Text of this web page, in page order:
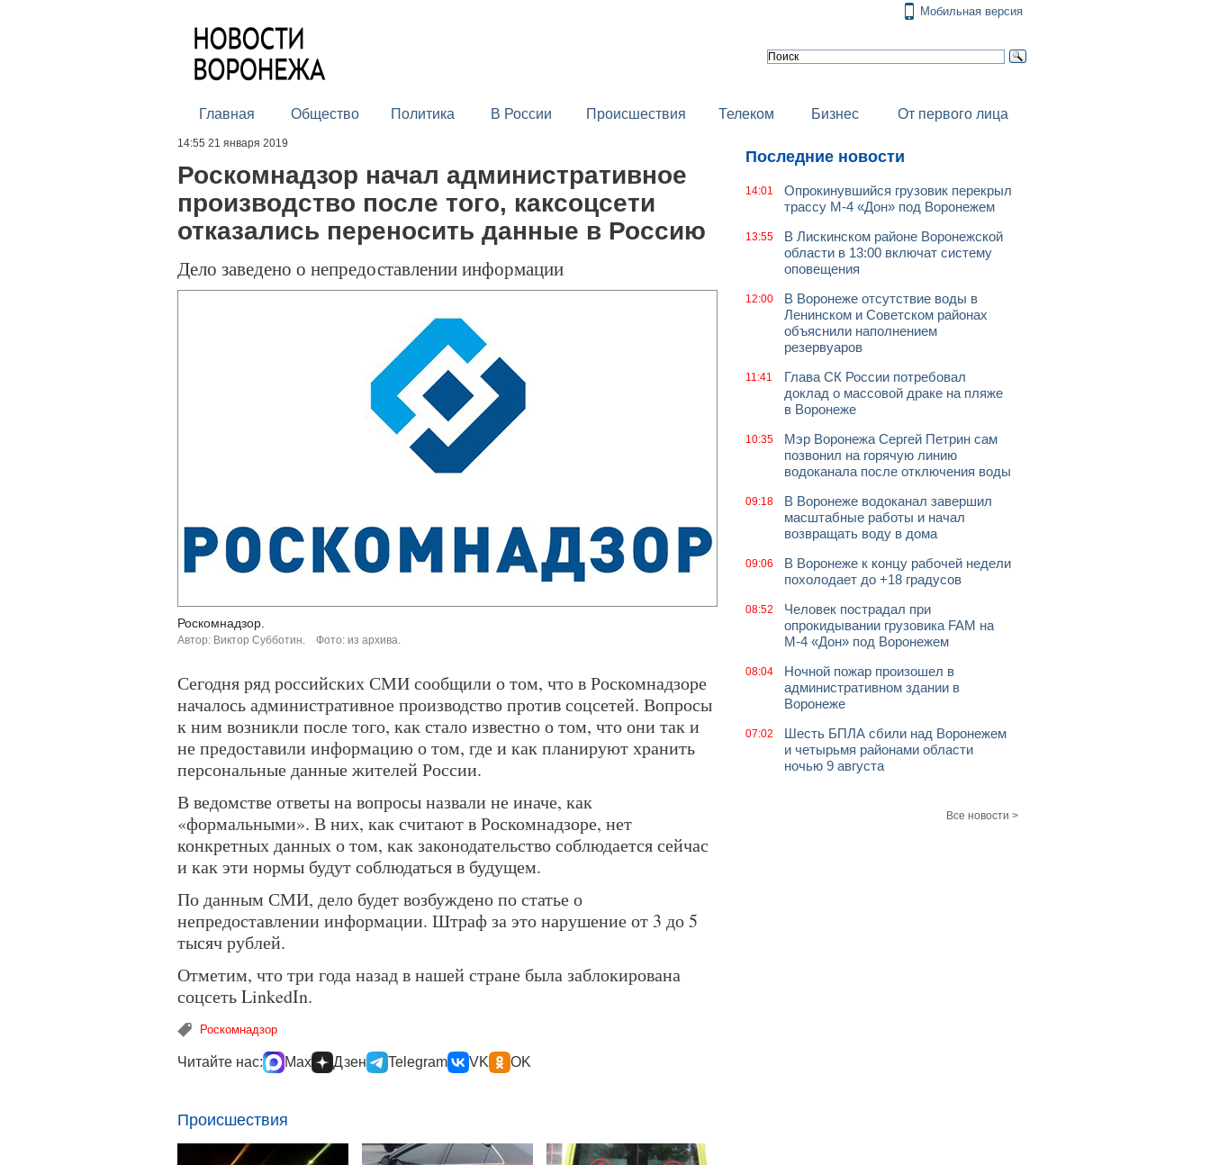
Мобильная версия
Главная Общество Политика В России Происшествия Телеком Бизнес От первого лица
14:55 21 января 2019
Роскомнадзор начал административное
производство после того, каксоцсети
отказались переносить данные в Россию
Дело заведено о непредоставлении информации
Роскомнадзор.
Автор: Виктор Субботин. Фото: из архива.
Сегодня ряд российских СМИ сообщили о том, что в Роскомнадзоре
началось административное производство против соцсетей. Вопросы
к ним возникли после того, как стало известно о том, что они так и
не предоставили информацию о том, где и как планируют хранить
персональные данные жителей России.
В ведомстве ответы на вопросы назвали не иначе, как
«формальными». В них, как считают в Роскомнадзоре, нет
конкретных данных о том, как законодательство соблюдается сейчас
и как эти нормы будут соблюдаться в будущем.
По данным СМИ, дело будет возбуждено по статье о
непредоставлении информации. Штраф за это нарушение от 3 до 5
тысяч рублей.
Отметим, что три года назад в нашей стране была заблокирована
соцсеть LinkedIn.
Роскомнадзор
Читайте нас: Max Дзен Telegram VK OK
Происшествия
Последние новости
14:01
Опрокинувшийся грузовик перекрыл
трассу М-4 «Дон» под Воронежем
13:55
В Лискинском районе Воронежской
области в 13:00 включат систему
оповещения
12:00
В Воронеже отсутствие воды в
Ленинском и Советском районах
объяснили наполнением
резервуаров
11:41
Глава СК России потребовал
доклад о массовой драке на пляже
в Воронеже
10:35
Мэр Воронежа Сергей Петрин сам
позвонил на горячую линию
водоканала после отключения воды
09:18
В Воронеже водоканал завершил
масштабные работы и начал
возвращать воду в дома
09:06
В Воронеже к концу рабочей недели
похолодает до +18 градусов
08:52
Человек пострадал при
опрокидывании грузовика FAM на
М-4 «Дон» под Воронежем
08:04
Ночной пожар произошел в
административном здании в
Воронеже
07:02
Шесть БПЛА сбили над Воронежем
и четырьмя районами области
ночью 9 августа
Все новости >